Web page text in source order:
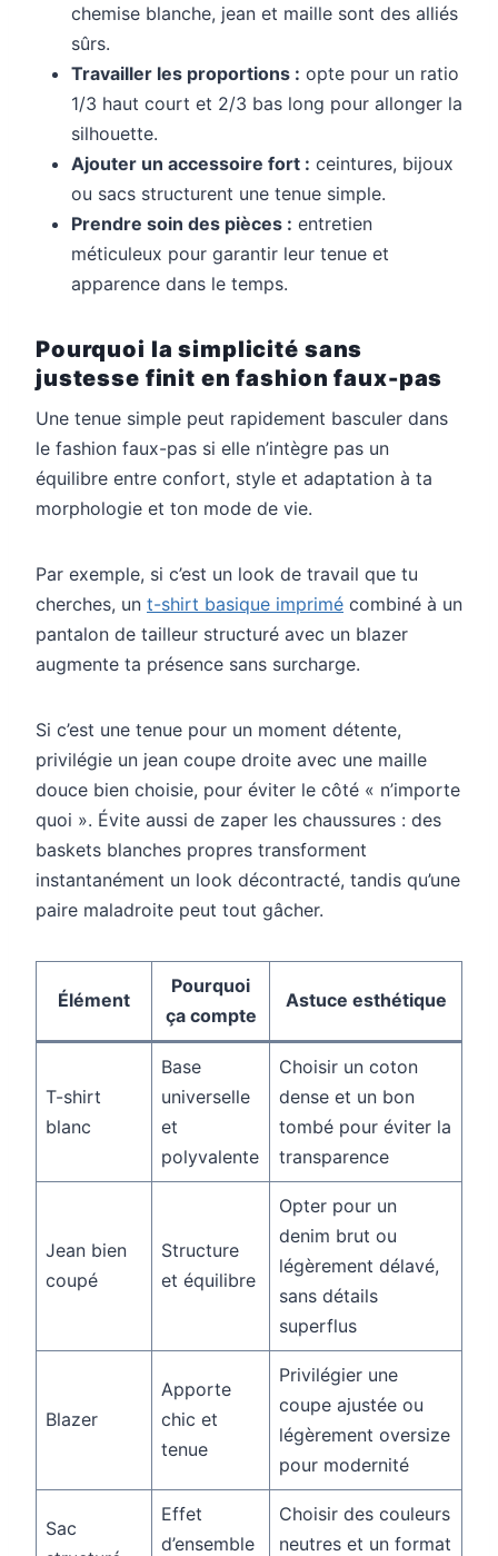
chemise blanche, jean et maille sont des alliés
sûrs.
Travailler les proportions : opte pour un ratio
1/3 haut court et 2/3 bas long pour allonger la
silhouette.
Ajouter un accessoire fort : ceintures, bijoux
ou sacs structurent une tenue simple.
Prendre soin des pièces : entretien
méticuleux pour garantir leur tenue et
apparence dans le temps.
Pourquoi la simplicité sans
justesse finit en fashion faux-pas
Une tenue simple peut rapidement basculer dans
le fashion faux-pas si elle n’intègre pas un
équilibre entre confort, style et adaptation à ta
morphologie et ton mode de vie.
Par exemple, si c’est un look de travail que tu
cherches, un t-shirt basique imprimé combiné à un
pantalon de tailleur structuré avec un blazer
augmente ta présence sans surcharge.
Si c’est une tenue pour un moment détente,
privilégie un jean coupe droite avec une maille
douce bien choisie, pour éviter le côté « n’importe
quoi ». Évite aussi de zaper les chaussures : des
baskets blanches propres transforment
instantanément un look décontracté, tandis qu’une
paire maladroite peut tout gâcher.
Élément
Pourquoi
ça compte
Astuce esthétique
T-shirt
blanc
Base
universelle
et
polyvalente
Choisir un coton
dense et un bon
tombé pour éviter la
transparence
Jean bien
coupé
Structure
et équilibre
Opter pour un
denim brut ou
légèrement délavé,
sans détails
superflus
Blazer
Apporte
chic et
tenue
Privilégier une
coupe ajustée ou
légèrement oversize
pour modernité
Sac
Effet
d’ensemble
Choisir des couleurs
neutres et un format